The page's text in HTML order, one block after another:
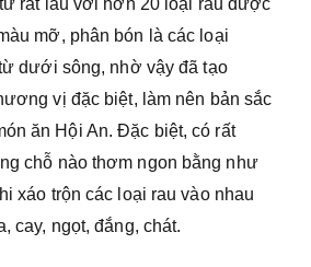
rất lâu với hơn 20 loại rau được
mỡ, phân bón là các loại
dưới sông, nhờ vậy đã tạo
vị đặc biệt, làm nên bản sắc
ăn Hội An. Đặc biệt, có rất
chỗ nào thơm ngon bằng như
xáo trộn các loại rau vào nhau
cay, ngọt, đắng, chát.